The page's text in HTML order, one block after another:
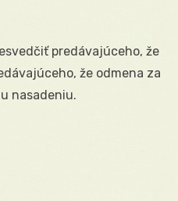
predávajúceho, že
že odmena za
nasadeniu.